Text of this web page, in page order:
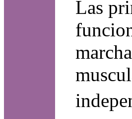
Las